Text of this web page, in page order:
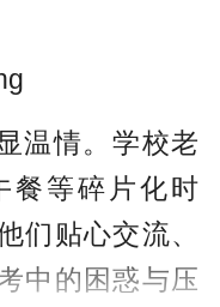
温情。学校老
餐等碎片化时
们贴心交流、
中的困惑与压